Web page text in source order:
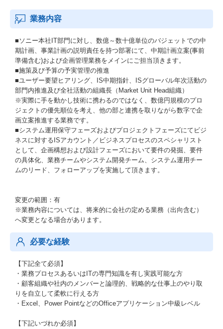
業務内容
■ソニー本社IT部門に対し、数億～数十億単位のバジェットでの中
期計画、事業計画の説明責任を持つ部署にて、中期計画立案(事前
準備含む)および企画管理業務をメインにご担当頂きます。
■施策及び予算の予実管理の推進
■ユーザー要望ヒアリング、IS中期指針、ISグローバル年次活動の
部門内推進及び全社活動の組織長（Market Unit Head組織）
※実際に手を動かし技術に携わるのではなく、数億円規模のプロ
ジェクトの優先順位を考え、他の部と連携を取りながら数字で企
画立案推進する業務です。
■システム運用保守フェーズおよびプロジェクトフェーズにてビジ
ネスに対するISアカウント／ビジネスプロセスのスペシャリスト
として、企画構想および設計フェーズにおいて要件の発掘、要件
の具体化、業務チームやシステム開発チーム、システム運用チー
ムのリード、フォローアップを実施して頂きます。
変更の範囲：有
※業務内容については、将来的に会社の定める業務（出向含む）
へ変更となる場合があります。
必要な経験
【下記全て必須】
・業務プロセスあるいはITの専門知識を有し実践可能な方
・顧客組織や社内のメンバーと論理的、戦略的な仕事上のやり取
りを⾃⽴して柔軟に⾏える⽅
・Excel、Power PointなどのOfficeアプリケーション中級レベル
【下記いづれか必須】